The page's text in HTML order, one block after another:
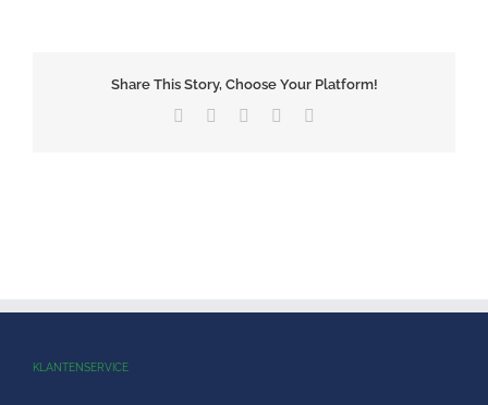
Share This Story, Choose Your Platform!
Facebook LinkedInPinterest
KLANTENSERVICE